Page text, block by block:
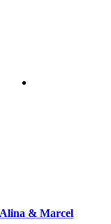
Alina & Marcel